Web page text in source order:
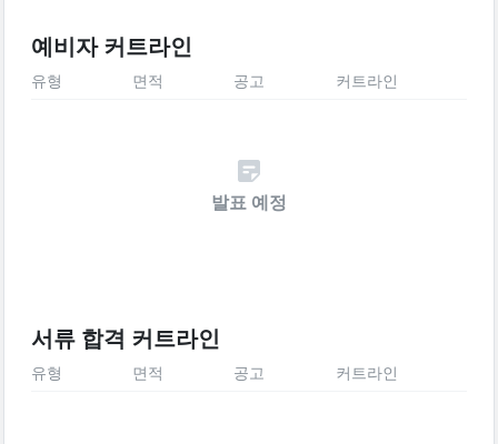
예비자 커트라인
유형 면적 공고 커트라인
발표 예정
서류 합격 커트라인
유형 면적 공고 커트라인